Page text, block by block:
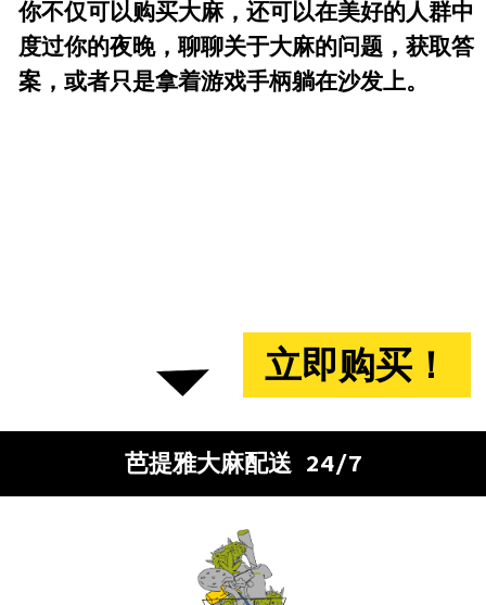
立即购买！
芭提雅大麻配送 24/7